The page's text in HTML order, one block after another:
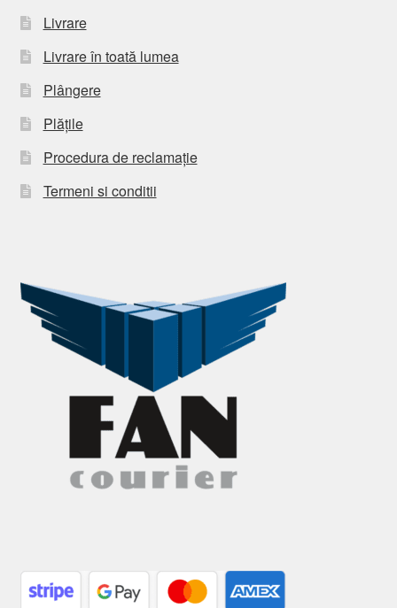
Livrare
Livrare în toată lumea
Plângere
Plățile
Procedura de reclamație
Termeni si conditii